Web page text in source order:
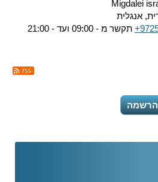
Migdalei
אנגלית
תקשר מ - 09:00 ועד - 21:00
הרשמה